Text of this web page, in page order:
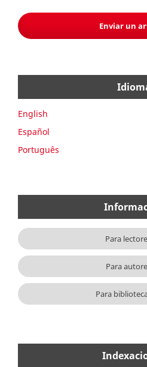
Enviar un
English
Español
Português
Para
Para
Para